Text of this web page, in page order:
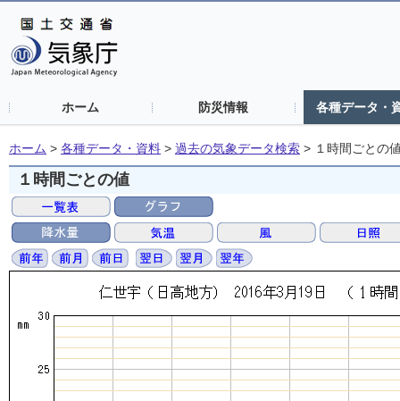
ホーム 防災情報 各種データ・
ホーム > 各種データ・資料 > 過去の気象データ検索 > １時間ごとの
１時間ごとの値